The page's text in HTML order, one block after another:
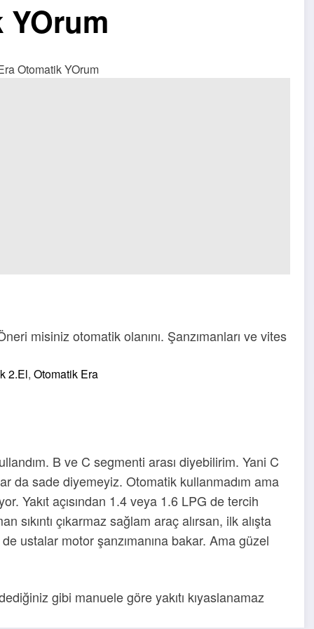
Otomatik YOrum
misiniz otomatik olanını. Şanzımanları ve vites
2.El, Otomatik Era
B ve C segmenti arası diyebilirim. Yani C
da sade diyemeyiz. Otomatik kullanmadım ama
Yakıt açısından 1.4 veya 1.6 LPG de tercih
sıkıntı çıkarmaz sağlam araç alırsan, ilk alışta
ustalar motor şanzımanına bakar. Ama güzel
gibi manuele göre yakıtı kıyaslanamaz